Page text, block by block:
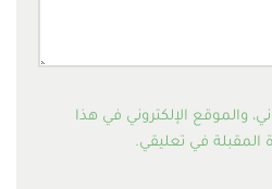
والموقع الإلكتروني في هذا
المقبلة في تعليقي.